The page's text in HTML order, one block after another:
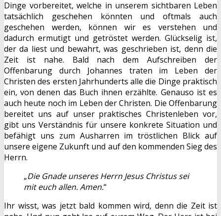
Dinge vorbereitet, welche in unserem sichtbaren Leben
tatsächlich geschehen könnten und oftmals auch
geschehen werden, können wir es verstehen und
dadurch ermutigt und getröstet werden. Glückselig ist,
der da liest und bewahrt, was geschrieben ist, denn die
Zeit ist nahe. Bald nach dem Aufschreiben der
Offenbarung durch Johannes traten im Leben der
Christen des ersten Jahrhunderts alle die Dinge praktisch
ein, von denen das Buch ihnen erzählte. Genauso ist es
auch heute noch im Leben der Christen. Die Offenbarung
bereitet uns auf unser praktisches Christenleben vor,
gibt uns Verständnis für unsere konkrete Situation und
befähigt uns zum Ausharren im tröstlichen Blick auf
unsere eigene Zukunft und auf den kommenden Sieg des
Herrn.
„Die Gnade unseres Herrn Jesus Christus sei
mit euch allen. Amen.“
Ihr wisst, was jetzt bald kommen wird, denn die Zeit ist